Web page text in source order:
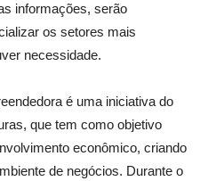
informações, serão
os setores mais
necessidade.
é uma iniciativa do
que tem como objetivo
econômico, criando
de negócios. Durante o